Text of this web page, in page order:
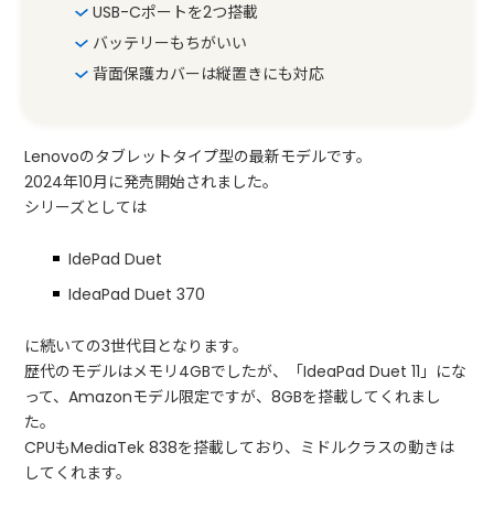
USB-Cポートを2つ搭載
バッテリーもちがいい
背面保護カバーは縦置きにも対応
Lenovoのタブレットタイプ型の最新モデルです。
2024年10月に発売開始されました。
シリーズとしては
IdePad Duet
IdeaPad Duet 370
に続いての3世代目となります。
歴代のモデルはメモリ4GBでしたが、「IdeaPad Duet 11」にな
って、Amazonモデル限定ですが、8GBを搭載してくれまし
た。
CPUもMediaTek 838を搭載しており、ミドルクラスの動きは
してくれます。